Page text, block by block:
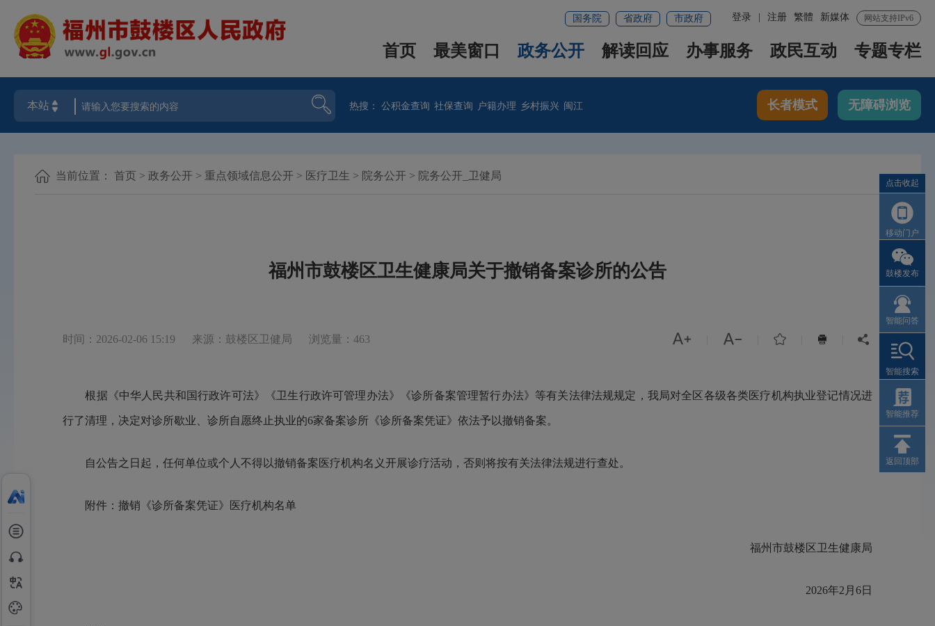
网站支持IPv6
新媒体
繁體
登录 注册
国务院 省政府 市政府
首页 最美窗口 政务公开 解读回应 办事服务 政民互动 专题专栏
热搜：公积金查询 社保查询 户籍办理 乡村振兴 闽江 长者模式 无障碍浏览
当前位置： 首页 > 政务公开 > 重点领域信息公开 > 医疗卫生 > 院务公开 > 院务公开_卫健局
福州市鼓楼区卫生健康局关于撤销备案诊所的公告
时间：2026-02-06 15:19 来源：鼓楼区卫健局 浏览量：463     
根据《中华人民共和国行政许可法》《卫生行政许可管理办法》《诊所备案管理暂行办法》等有关法律法规规定，我局对全区各级各类医疗机构执业登记情况进
行了清理，决定对诊所歇业、诊所自愿终止执业的6家备案诊所《诊所备案凭证》依法予以撤销备案。
自公告之日起，任何单位或个人不得以撤销备案医疗机构名义开展诊疗活动，否则将按有关法律法规进行查处。
附件：撤销《诊所备案凭证》医疗机构名单
福州市鼓楼区卫生健康局
2026年2月6日
点击收起
移动门户
鼓楼发布
智能问答
智能搜索
智能推荐
返回顶部